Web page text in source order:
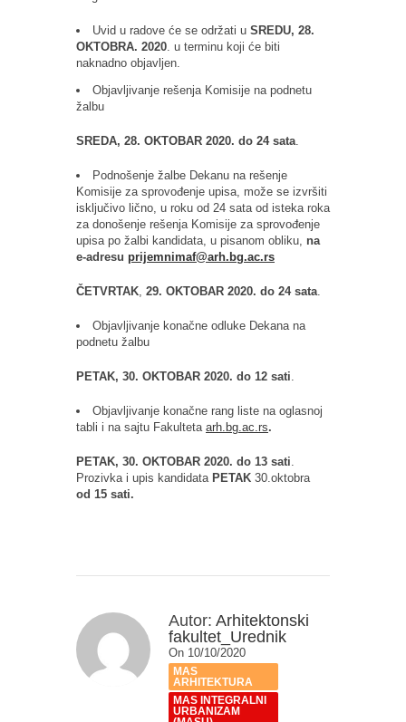
Uvid u radove će se održati u SREDU, 28.
OKTOBRA. 2020 . u terminu koji će biti
naknadno objavljen.
Objavljivanje rešenja Komisije na podnetu
žalbu
SREDA, 28. OKTOBAR 2020. do 24 sata
Podnošenje žalbe Dekanu na rešenje
Komisije za sprovođenje upisa, može se izvršiti
isključivo lično, u roku od 24 sata od isteka roka
za donošenje rešenja Komisije za sprovođenje
upisa po žalbi kandidata, u pisanom obliku, na
e-adresu prijemnimaf@arh. bg.ac.rs
ČETVRTAK 29. OKTOBAR 2020. do 24 sata
Objavljivanje konačne odluke Dekana na
podnetu žalbu
PETAK, 30. OKTOBAR 2020. do 12 sati
Objavljivanje konačne rang liste na oglasnoj
tabli i na sajtu Fakulteta arh.bg.ac.rs.
PETAK, 30. OKTOBAR 2020. do 13 sati
Prozivka i upis kandidata PETAK 30.oktobra
od 15 sati.
Autor: Arhitektonski
fakultet_Urednik
On 10/10/2020
MAS
ARHITEKTURA
MAS INTEGRALNI
URBANIZAM